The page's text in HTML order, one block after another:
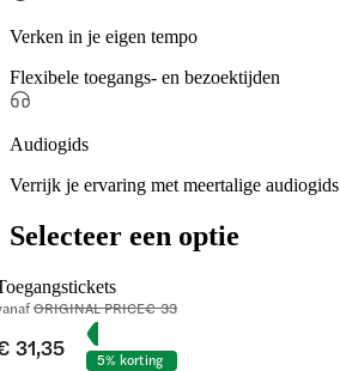
Verken in je eigen tempo
Flexibele toegangs- en bezoektijden
Audiogids
Verrijk je ervaring met meertalige audiogids
Selecteer een optie
ORIGINAL PRICE€ 33
31,35
5% korting